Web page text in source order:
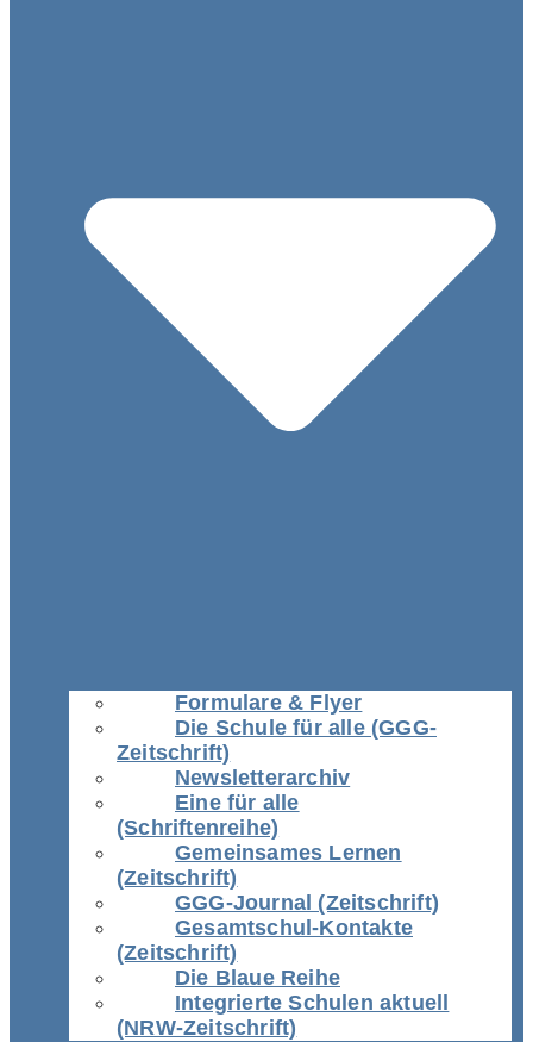
Formulare & Flyer
Die Schule für alle (GGG-
Zeitschrift)
Newsletterarchiv
Eine für alle
(Schriftenreihe)
Gemeinsames Lernen
(Zeitschrift)
GGG-Journal (Zeitschrift)
Gesamtschul-Kontakte
(Zeitschrift)
Die Blaue Reihe
Integrierte Schulen aktuell
(NRW-Zeitschrift)